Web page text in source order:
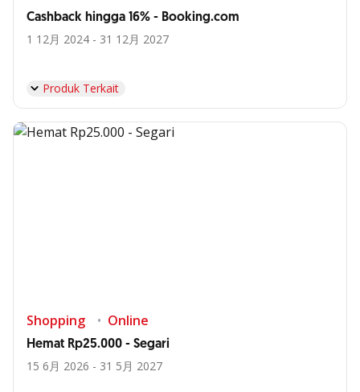
Cashback hingga 16% - Booking.com
1 12月 2024 - 31 12月 2027
Produk Terkait
Shopping Online
Hemat Rp25.000 - Segari
15 6月 2026 - 31 5月 2027